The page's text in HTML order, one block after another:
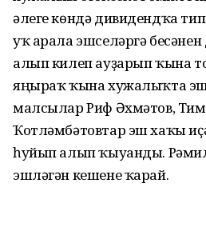
әлеге көндә дивидендҡа
уҡ арала эшселәргә
алып килеп ауҙарып ҡына
яңыраҡ ҡына хужалыҡта
малсылар Риф Әхмәтов,
Ҡотләмбәтовтар эш хаҡы
һуйып алып ҡыуанды.
эшләгән кешене ҡарай.